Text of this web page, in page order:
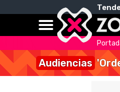
Audiencias